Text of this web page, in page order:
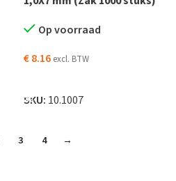
Op voorraad
€8.16 excl. BTW
SKU: 10.1007
3 4 →